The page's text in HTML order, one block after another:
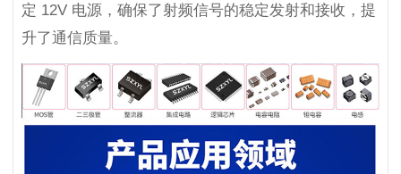
定 12V 电源，确保了射频信号的稳定发射和接收，提
升了通信质量。